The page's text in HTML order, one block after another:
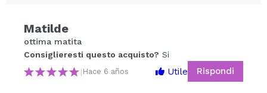
Condividi un video o una foto
Il tuo video potrebbe essere il primo. Immaginalo...
Matilde
ottima matita
Consiglieresti questo acquisto? Si
| Hace 6 años Utile Rispondi